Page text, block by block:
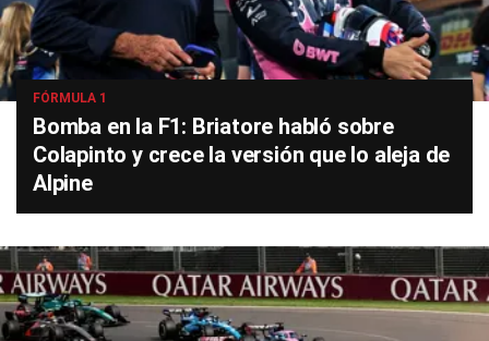
FÓRMULA 1
Bomba en la F1: Briatore habló sobre
Colapinto y crece la versión que lo aleja de
Alpine